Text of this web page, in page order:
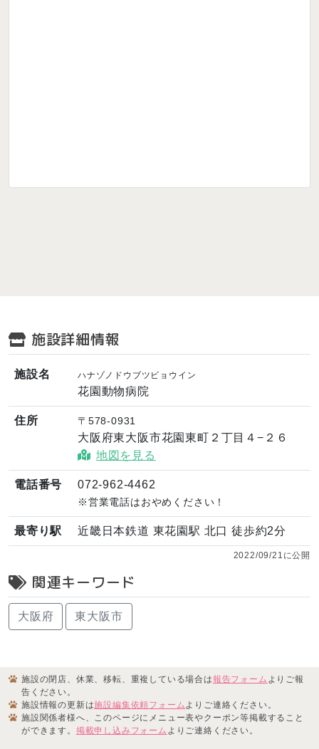
施設詳細情報
施設名 ハナゾノドウブツビョウイン
花園動物病院
住所 〒578-0931
大阪府東大阪市花園東町２丁目４−２６
地図を見る
電話番号 072-962-4462
※営業電話はおやめください！
最寄り駅 近畿日本鉄道 東花園駅 北口 徒歩約2分
2022/09/21に公開
関連キーワード
大阪府 東大阪市
施設の閉店、休業、移転、重複している場合は報告フォーム よりご報
告ください。
施設情報の更新は施設編集依頼フォーム よりご連絡ください。
施設関係者様へ、このページにメニュー表やクーポン等掲載すること
ができます。 掲載申し込みフォーム よりご連絡ください。